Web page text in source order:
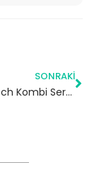
SONRAKI
Güzelce Bosch Kombi Servisi – Büyükçekmece Yetkili Servis